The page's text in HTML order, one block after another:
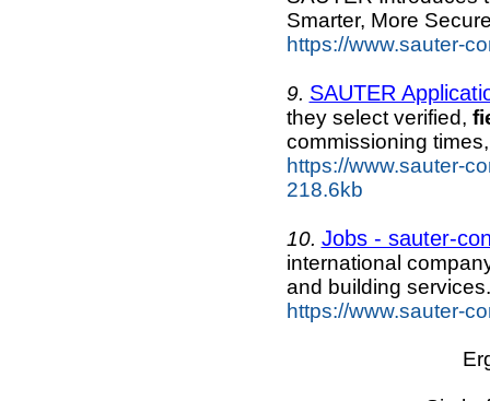
Smarter, More
https://www.sauter-
9. SAUTER
they select verified,
commissioning times,
https://www.sauter-
218.6kb
10. Jobs - sauter-
international
and building
https://www.sauter-